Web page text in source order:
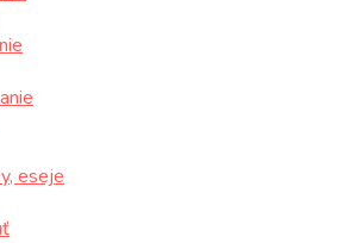
eseje